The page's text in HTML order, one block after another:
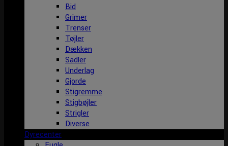
Bid
Grimer
Trenser
Tøjler
Dækken
Sadler
Underlag
Gjorde
Stigremme
Stigbøjler
Strigler
Diverse
Dyrecenter